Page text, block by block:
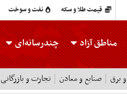
قیمت طلا و سکه نفت و سوخت
مناطق آزاد چندرسانه‌ای
برق صنایع و معادن تجارت و بازرگانی